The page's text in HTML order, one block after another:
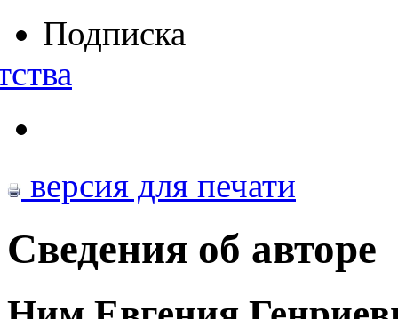
Подписка
версия для печати
Сведения об авторе